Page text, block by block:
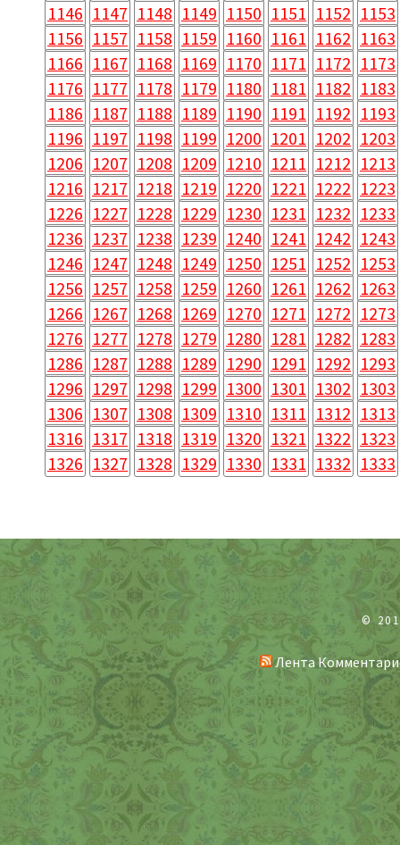
1146 1147 1148 1149 1150 1151 1152 1153
1156 1157 1158 1159 1160 1161 1162 1163
1166 1167 1168 1169 1170 1171 1172 1173
1176 1177 1178 1179 1180 1181 1182 1183
1186 1187 1188 1189 1190 1191 1192 1193
1196 1197 1198 1199 1200 1201 1202 1203
1206 1207 1208 1209 1210 1211 1212 1213
1216 1217 1218 1219 1220 1221 1222 1223
1226 1227 1228 1229 1230 1231 1232 1233
1236 1237 1238 1239 1240 1241 1242 1243
1246 1247 1248 1249 1250 1251 1252 1253
1256 1257 1258 1259 1260 1261 1262 1263
1266 1267 1268 1269 1270 1271 1272 1273
1276 1277 1278 1279 1280 1281 1282 1283
1286 1287 1288 1289 1290 1291 1292 1293
1296 1297 1298 1299 1300 1301 1302 1303
1306 1307 1308 1309 1310 1311 1312 1313
1316 1317 1318 1319 1320 1321 1322 1323
1326 1327 1328 1329 1330 1331 1332 1333
©
Лента